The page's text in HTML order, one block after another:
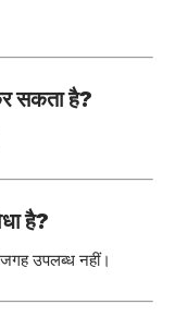
सकता है?
है?
उपलब्ध नहीं।